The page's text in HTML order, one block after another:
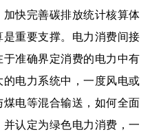
快完善碳排放统计核算体
重要支撑。电力消费间接
准确界定消费的电力中有
电力系统中，一度风电或
电等混合输送，如何全面
认定为绿色电力消费，一